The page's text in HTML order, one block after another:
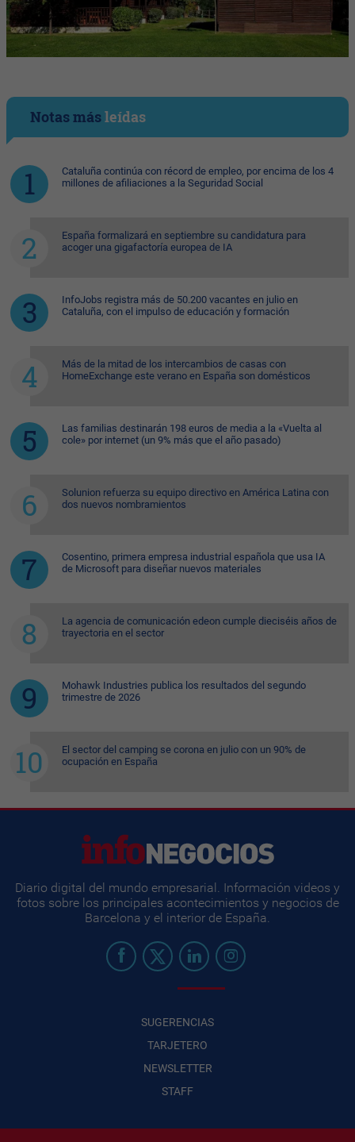
Notas másleídas
Cataluña continúa con récord de empleo, por encima de los 4
millones de afiliaciones a la Seguridad Social
España formalizará en septiembre su candidatura para
acoger una gigafactoría europea de IA
InfoJobs registra más de 50.200 vacantes en julio en
Cataluña, con el impulso de educación y formación
Más de la mitad de los intercambios de casas con
HomeExchange este verano en España son domésticos
Las familias destinarán 198 euros de media a la «Vuelta al
cole» por internet (un 9% más que el año pasado)
Solunion refuerza su equipo directivo en América Latina con
dos nuevos nombramientos
Cosentino, primera empresa industrial española que usa IA
de Microsoft para diseñar nuevos materiales
La agencia de comunicación edeon cumple dieciséis años de
trayectoria en el sector
Mohawk Industries publica los resultados del segundo
trimestre de 2026
El sector del camping se corona en julio con un 90% de
ocupación en España
Diario digital del mundo empresarial. Información videos y
fotos sobre los principales acontecimientos y negocios de
Barcelona y el interior de España.
SUGERENCIAS
TARJETERO
NEWSLETTER
STAFF